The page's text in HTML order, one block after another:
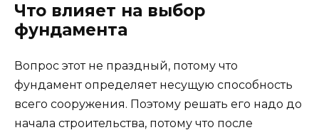
Что влияет на выбор
фундамента
Вопрос этот не праздный, потому что
фундамент определяет несущую способность
всего сооружения. Поэтому решать его надо до
начала строительства, потому что после